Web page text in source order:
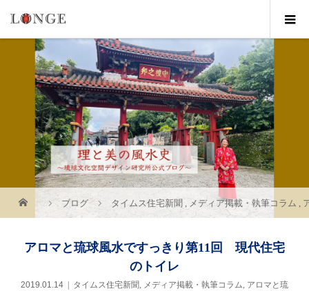
ブログ タイムス住宅新聞 , メディア掲載・執筆コラム ,
アロマと琉球風水ですっきり第11回 現代住宅
のトイレ
2019.01.14 タイムス住宅新聞, メディア掲載・執筆コラム, アロマと琉